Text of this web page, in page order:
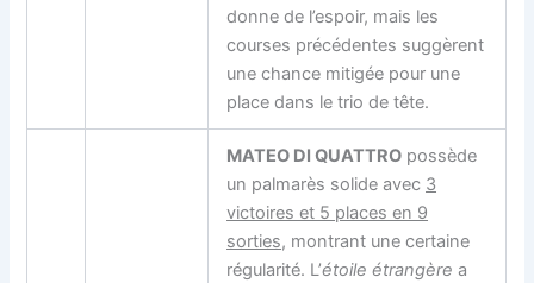
donne de l’espoir, mais les
courses précédentes suggèrent
une chance mitigée pour une
place dans le trio de tête.
MATEO DI QUATTRO possède
un palmarès solide avec 3
victoires et 5 places en 9
sorties, montrant une certaine
régularité. L’étoile étrangère a